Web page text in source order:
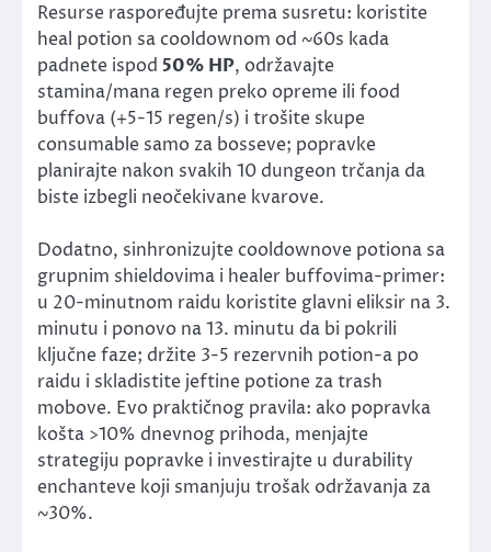
Resurse raspoređujte prema susretu: koristite
heal potion sa cooldownom od ~60s kada
padnete ispod 50% HP, održavajte
stamina/mana regen preko opreme ili food
buffova (+5-15 regen/s) i trošite skupe
consumable samo za bosseve; popravke
planirajte nakon svakih 10 dungeon trčanja da
biste izbegli neočekivane kvarove.
Dodatno, sinhronizujte cooldownove potiona sa
grupnim shieldovima i healer buffovima-primer:
u 20-minutnom raidu koristite glavni eliksir na 3.
minutu i ponovo na 13. minutu da bi pokrili
ključne faze; držite 3-5 rezervnih potion-a po
raidu i skladistite jeftine potione za trash
mobove. Evo praktičnog pravila: ako popravka
košta >10% dnevnog prihoda, menjajte
strategiju popravke i investirajte u durability
enchanteve koji smanjuju trošak održavanja za
~30%.